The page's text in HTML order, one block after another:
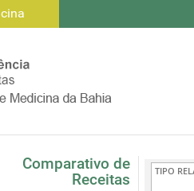
Comparativo de
Receitas